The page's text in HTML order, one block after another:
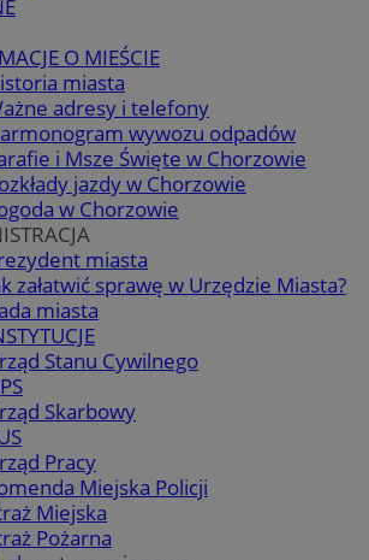
O MIEŚCIE
miasta
adresy i telefony
wywozu odpadów
i Msze Święte w Chorzowie
jazdy w Chorzowie
w Chorzowie
miasta
załatwić sprawę w Urzędzie Miasta?
miasta
Stanu Cywilnego
Skarbowy
Pracy
Miejska Policji
Miejska
Pożarna